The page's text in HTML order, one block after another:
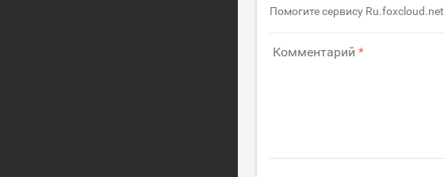
Помогите сервису
Комментарий